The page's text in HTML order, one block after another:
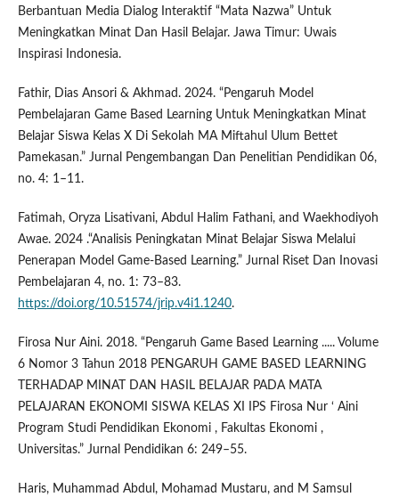
Berbantuan Media Dialog Interaktif “Mata Nazwa” Untuk
Meningkatkan Minat Dan Hasil Belajar. Jawa Timur: Uwais
Inspirasi Indonesia.
Fathir, Dias Ansori & Akhmad. 2024. “Pengaruh Model
Pembelajaran Game Based Learning Untuk Meningkatkan Minat
Belajar Siswa Kelas X Di Sekolah MA Miftahul Ulum Bettet
Pamekasan.” Jurnal Pengembangan Dan Penelitian Pendidikan 06,
no. 4: 1–11.
Fatimah, Oryza Lisativani, Abdul Halim Fathani, and Waekhodiyoh
Awae. 2024 .“Analisis Peningkatan Minat Belajar Siswa Melalui
Penerapan Model Game-Based Learning.” Jurnal Riset Dan Inovasi
Pembelajaran 4, no. 1: 73–83.
https://doi.org/10.51574/jrip.v4i1.1240.
Firosa Nur Aini. 2018. “Pengaruh Game Based Learning ..... Volume
6 Nomor 3 Tahun 2018 PENGARUH GAME BASED LEARNING
TERHADAP MINAT DAN HASIL BELAJAR PADA MATA
PELAJARAN EKONOMI SISWA KELAS XI IPS Firosa Nur ‘ Aini
Program Studi Pendidikan Ekonomi , Fakultas Ekonomi ,
Universitas.” Jurnal Pendidikan 6: 249–55.
Haris, Muhammad Abdul, Mohamad Mustaru, and M Samsul